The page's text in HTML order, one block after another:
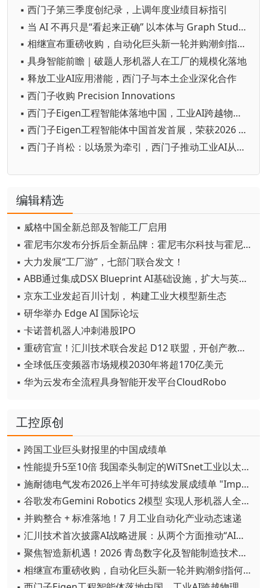
▪ 西门子第三季度创纪录，上调年度业绩目标指引
▪ 当 AI 不再只是“看起来正确” 以本体与 Graph Studio 筑牢可信底座，推动制造业 AI 从试验走向规模化
▪ 相继宣布重磅收购，自动化巨头新一轮并购潮剑指何方？
▪ 具身智能前瞻｜破题人形机器人在工厂的规模化落地
▪ 释放工业AI应用潜能，西门子与本土企业深化合作
▪ 西门子收购 Precision Innovations
▪ 西门子Eigen工程智能体落地中国，工业AI跨越物理世界“确定性”拐点
▪ 西门子Eigen工程智能体中国首发首展，荣获2026 WAIC SAIL之星奖
▪ 西门子肖松：以场景为牵引，西门子推动工业AI从单点实效迈向生产力跃迁
编辑精选
▪ 威格中国全新总部及智能工厂启用
▪ 霍尼韦尔发布分拆后全新品牌：霍尼韦尔科技与霍尼韦尔航空航天
▪ 大力发展“工厂游”，七部门联合发文！
▪ ABB通过集成DSX Blueprint AI基础设施，扩大与英伟达的合作
▪ 京东工业发起百川计划， 构建工业大模型新生态
▪ 研华举办 Edge AI 国际论坛
▪ 卡诺普机器人冲刺港股IPO
▪ 重磅官宣！汇川技术联合发起 D12 联盟，开创产教融合新范式
▪ 全球低压变频器市场规模2030年将超170亿美元
▪ 华为云发布全流程具身智能开发平台CloudRobo
工控原创
▪ 跨国工业巨头财报里的中国成绩单
▪ 性能提升5至10倍 我国牵头制定的WiTSnet工业以太网国际标准正式发布
▪ 施耐德电气发布2026上半年可持续发展成绩单 "Impact 2030"路线图开局稳健
▪ 谷歌发布Gemini Robotics 2模型 实现人形机器人全身智能控制突破
▪ 并购整合 + 标准落地！7 月工业自动化产业动态速递
▪ 汇川技术首次披露AI战略进展：从两个方面推动“AI业务化”落地
▪ 聚焦智造新机遇！2026 青岛数字化及智能制造技术论坛圆满落幕
▪ 相继宣布重磅收购，自动化巨头新一轮并购潮剑指何方？